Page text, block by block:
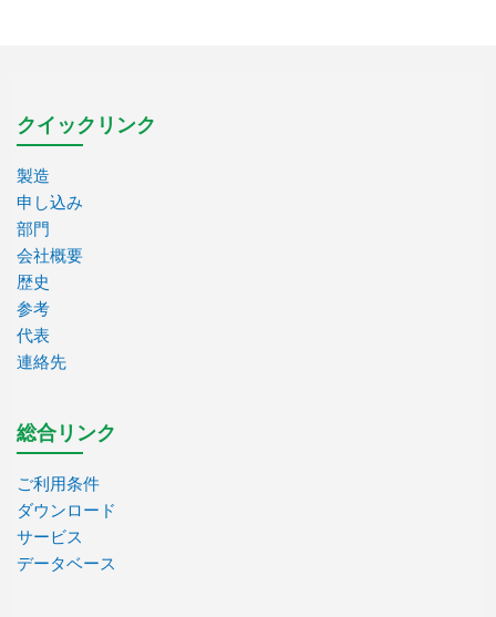
クイックリンク
製造
申し込み
部門
会社概要
歴史
参考
代表
連絡先
総合リンク
ご利用条件
ダウンロード
サービス
データベース